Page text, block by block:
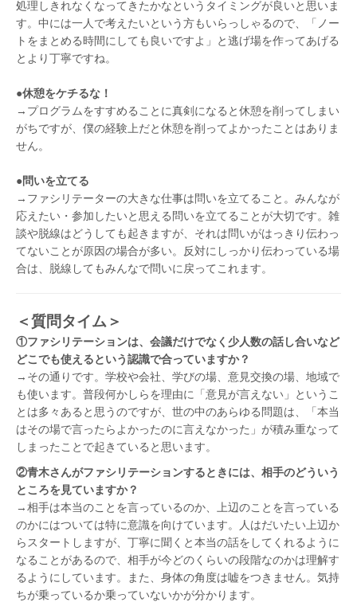
処理しきれなくなってきたかなというタイミングが良いと思いま
す。中には一人で考えたいという方もいらっしゃるので、「ノー
トをまとめる時間にしても良いですよ」と逃げ場を作ってあげる
とより丁寧ですね。
●休憩をケチるな！
→プログラムをすすめることに真剣になると休憩を削ってしまい
がちですが、僕の経験上だと休憩を削ってよかったことはありま
せん。
●問いを立てる
→ファシリテーターの大きな仕事は問いを立てること。みんなが
応えたい・参加したいと思える問いを立てることが大切です。 雑
談や脱線はどうしても起きますが、それは問いがはっきり伝わっ
てないことが原因の場合が多い。反対にしっかり伝わっている場
合は、脱線してもみんなで問いに戻ってこれます。
＜質問タイム＞
①ファシリテーションは、会議だけでなく少人数の話し合いなど
どこでも使えるという認識で合っていますか？
→その通りです。学校や会社、学びの場、意見交換の場、地域で
も使います。普段何かしらを理由に「意見が言えない」というこ
とは多々あると思うのですが、世の中のあらゆる問題は、「本当
はその場で言ったらよかったのに言えなかった」が積み重なって
しまったことで起きていると思います。
②青木さんがファシリテーションするときには、相手のどういう
ところを見ていますか？
→相手は本当のことを言っているのか、上辺のことを言っている
のかにはついては特に意識を向けています。人はだいたい上辺か
らスタートしますが、丁寧に聞くと本当の話をしてくれるように
なることがあるので、相手が今どのくらいの段階なのかは理解す
るようにしています。また、身体の角度は嘘をつきません。気持
ちが乗っているか乗っていないかが分かります。